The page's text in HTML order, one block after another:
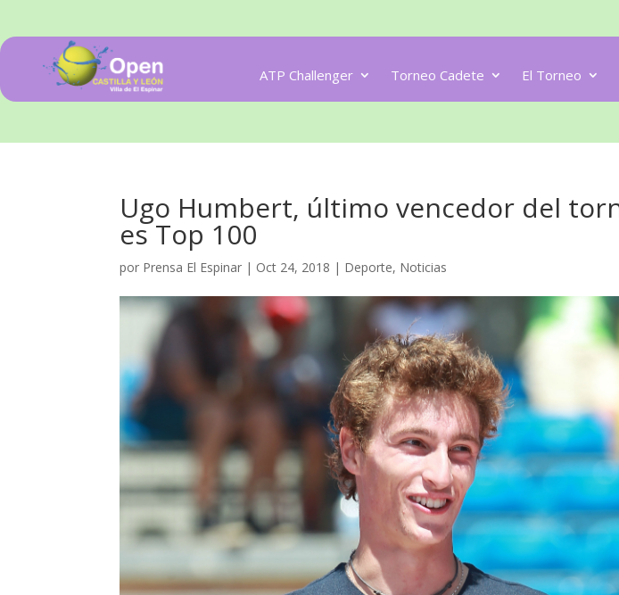
ATP Challenger Torneo Cadete El Torneo
Ugo Humbert, último vencedor del
es Top 100
por Prensa El Espinar | Oct 24, 2018 | Deporte, Noticias